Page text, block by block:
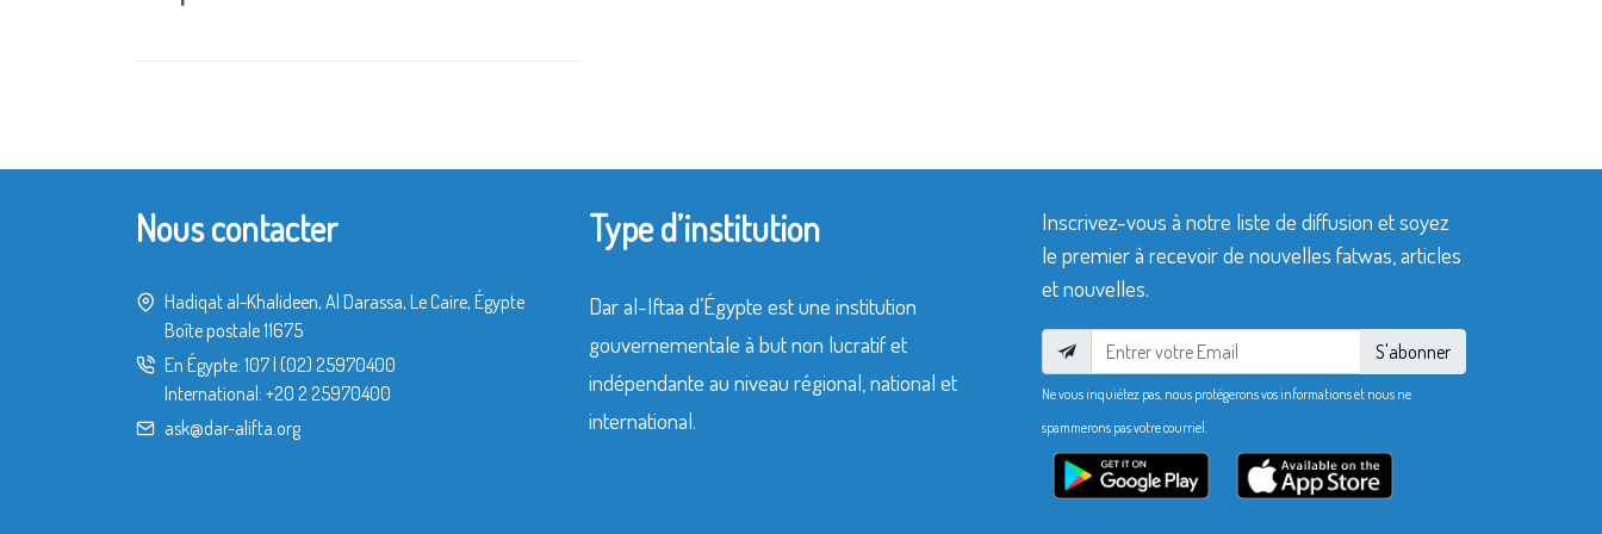
Nous contacter
Hadiqat al-Khalideen, Al Darassa, Le Caire, Égypte
Boîte postale 11675
En Égypte: 107| (02) 25970400
International: +20 2 25970400
ask@dar-alifta.org
Type d’institution
Dar al-Iftaa d’Égypte est une institution
gouvernementale à but non lucratif et
indépendante au niveau régional, national et
international.
Inscrivez-vous à notre liste de diffusion et soyez
le premier à recevoir de nouvelles fatwas, articles
et nouvelles.
S'abonner
Ne vous inquiétez pas, nous protégerons vos informations et nous ne
spammerons pas votre courriel.